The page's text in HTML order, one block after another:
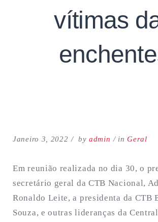
vítimas
Janeiro 3, 2022 byadmin inGeral
Em reunião realizada no dia 30, o
secretário geral da CTB Nacional,
Ronaldo Leite, a presidenta da CTB
Souza, e outras lideranças da